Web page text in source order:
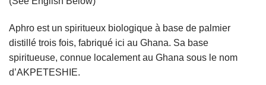
Aphro est un spiritueux biologique à base de palmier
distillé trois fois, fabriqué ici au Ghana. Sa base
spiritueuse, connue localement au Ghana sous le nom
d’AKPETESHIE.